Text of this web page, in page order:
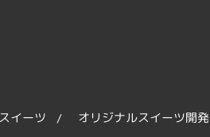
イーツ オリジナルスイーツ開発